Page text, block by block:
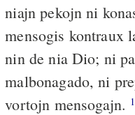
niajn pekojn ni
mensogis kontraux
nin de nia Dio; ni
malbonagado, ni
vortojn mensogajn.